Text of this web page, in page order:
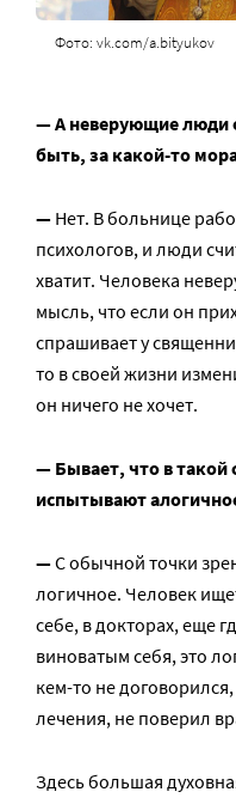
Фото: vk.com/a.bityukov
— А неверующие люди
быть, за какой-то
— Нет. В больнице
психологов, и люди
хватит. Человека
мысль, что если он
спрашивает у
то в своей жизни
он ничего не хочет.
— Бывает, что в такой
испытывают
—С обычной точки
логичное. Человек
себе, в докторах, еще
виноватым себя, это
кем-то не
лечения, не поверил
Здесь большая